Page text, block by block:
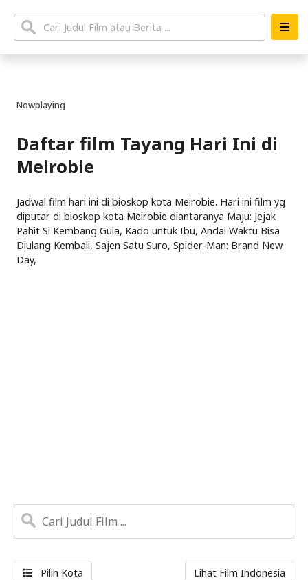
Nowplaying
Daftar film Tayang Hari Ini di
Meirobie
Jadwal film hari ini di bioskop kota Meirobie. Hari ini film yg
diputar di bioskop kota Meirobie diantaranya Maju: Jejak
Pahit Si Kembang Gula, Kado untuk Ibu, Andai Waktu Bisa
Diulang Kembali, Sajen Satu Suro, Spider-Man: Brand New
Day,
Pilih Kota Lihat Film Indonesia